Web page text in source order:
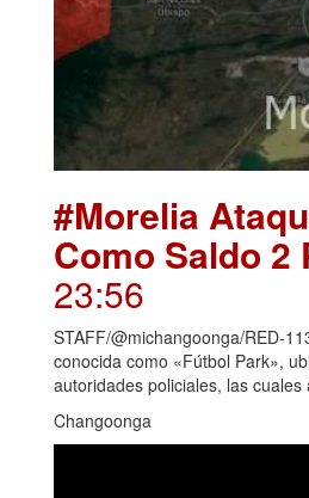
#Morelia
Como Saldo 2
23:56
STAFF/@michangoonga/RED-
conocida como «Fútbol Park»,
autoridades policiales, las
Changoonga